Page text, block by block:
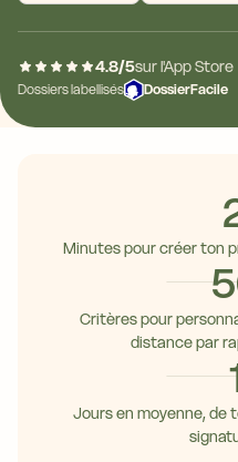
4.8/5sur l'App Store
Dossiers labellisés DossierFacile
Minutes pour créer ton
Critères pour
distance par
Jours en moyenne, de